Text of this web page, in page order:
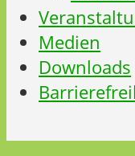
Medien
Downloads